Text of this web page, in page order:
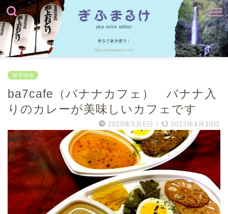
岐阜地域
ba7cafe（バナナカフェ） バナナ入
りのカレーが美味しいカフェです
2020年5月6日 / 2023年4月10日